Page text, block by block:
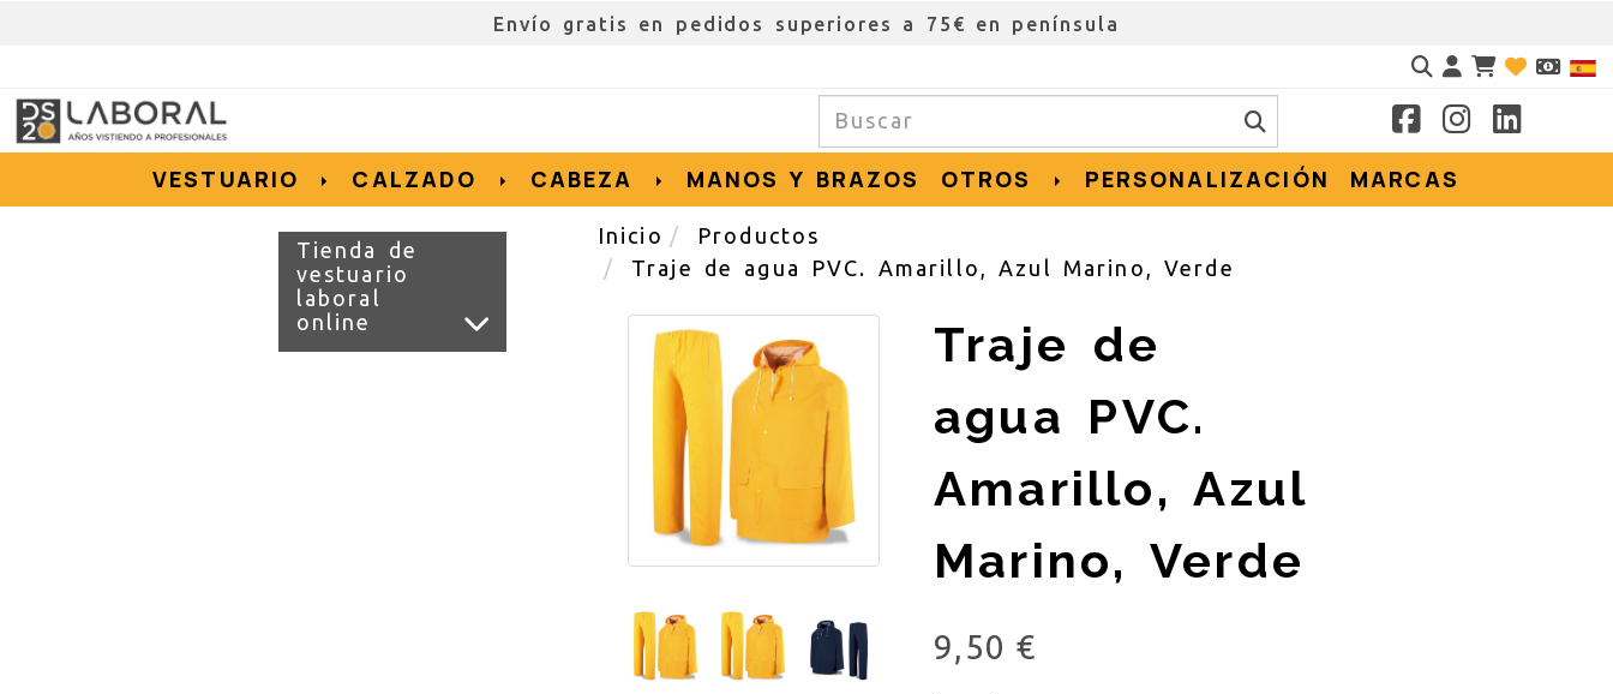
Envío gratis en pedidos superiores a 75€ en península
Identifícate
VESTUARIO CALZADO CABEZA MANOS Y BRAZOS OTROS PERSONALIZACIÓN MARCAS
Tienda de
vestuario
laboral
online
Inicio
Productos
Traje de agua PVC. Amarillo, Azul Marino, Verde
Traje de
agua PVC.
Amarillo, Azul
Marino, Verde
9,50 €